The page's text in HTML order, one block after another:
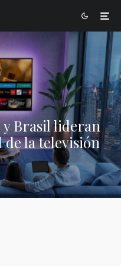
y Brasil lideran
la televisión